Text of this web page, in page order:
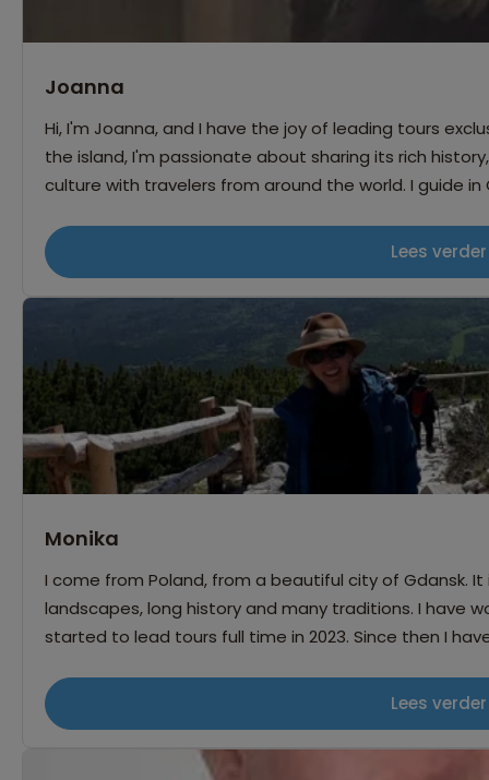
Joanna
Hi, I'm Joanna, and I have the joy of leading tours
the island, I'm passionate about sharing its rich
culture with travelers from around the world. I guide in
free time, I enjoy traveling, hiking, reading, and
Guiding allows me to combine everything I love:
forward to welcoming you and sharing the Cyprus I
Lees verder
Monika
I come from Poland, from a beautiful city of Gdansk.
landscapes, long history and many traditions. I have worked in tourism industry for many years but
started to lead tours full time in 2023. Since then I
fascinating people.
Lees verder